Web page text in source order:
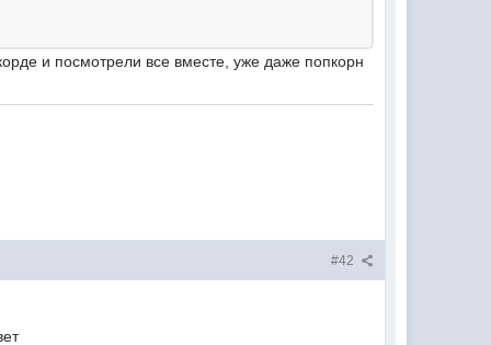
и посмотрели все вместе, уже даже попкорн
#42